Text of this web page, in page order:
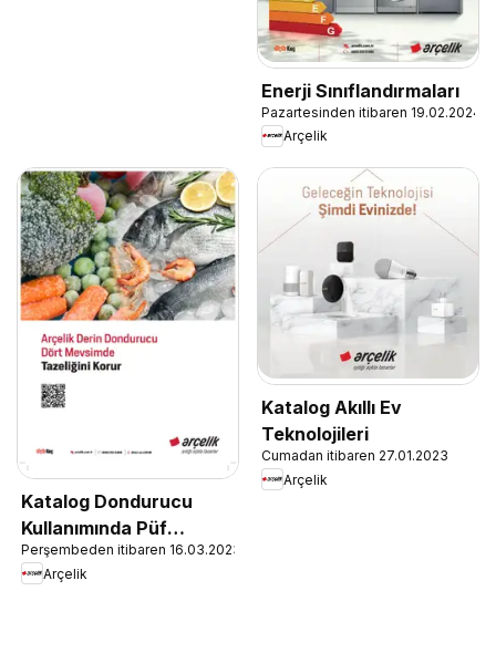
Enerji Sınıflandırmaları
Pazartesinden itibaren 19.02.2024
Arçelik
Katalog Dondurucu
Kullanımında Püf
Noktaları
Perşembeden itibaren 16.03.2023
Arçelik
Katalog Akıllı Ev
Teknolojileri
Cumadan itibaren 27.01.2023
Arçelik